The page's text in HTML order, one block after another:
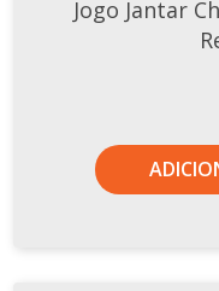
Jogo Jantar